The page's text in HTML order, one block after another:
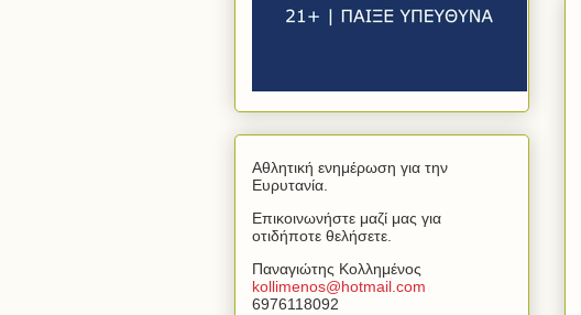
Αθλητική ενημέρωση για την
Ευρυτανία.
Επικοινωνήστε μαζί μας για
οτιδήποτε θελήσετε.
Παναγιώτης Κολλημένος
kollimenos@hotmail com
6976118092